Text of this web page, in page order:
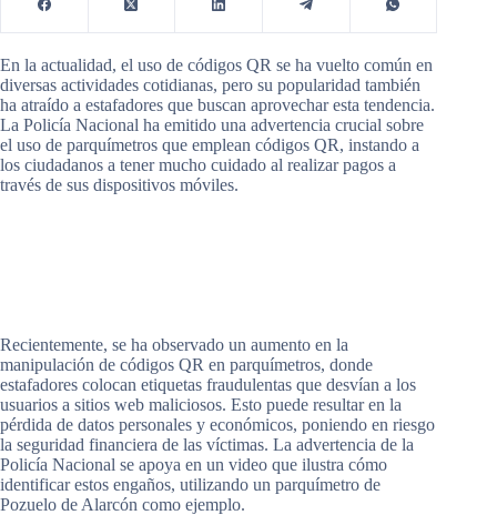
En la actualidad, el uso de códigos QR se ha vuelto común en
diversas actividades cotidianas, pero su popularidad también
ha atraído a estafadores que buscan aprovechar esta tendencia.
La Policía Nacional ha emitido una advertencia crucial sobre
el uso de parquímetros que emplean códigos QR, instando a
los ciudadanos a tener mucho cuidado al realizar pagos a
través de sus dispositivos móviles.
Recientemente, se ha observado un aumento en la
manipulación de códigos QR en parquímetros, donde
estafadores colocan etiquetas fraudulentas que desvían a los
usuarios a sitios web maliciosos. Esto puede resultar en la
pérdida de datos personales y económicos, poniendo en riesgo
la seguridad financiera de las víctimas. La advertencia de la
Policía Nacional se apoya en un video que ilustra cómo
identificar estos engaños, utilizando un parquímetro de
Pozuelo de Alarcón como ejemplo.